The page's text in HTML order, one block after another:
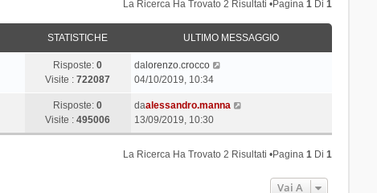
La Ricerca Ha Trovato 2 Risultati •Pagina1 Di1
STATISTICHE ULTIMO MESSAGGIO
Risposte:0
Visite :722087
dalorenzo.crocco
04/10/2019, 10:34
Risposte:0
Visite :495006
daalessandro.manna
13/09/2019, 10:30
La Ricerca Ha Trovato 2 Risultati •Pagina1 Di1
Vai A